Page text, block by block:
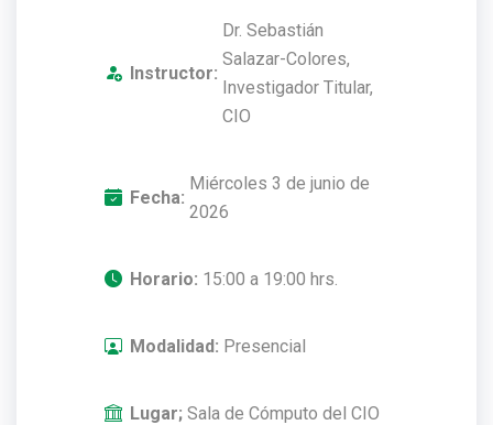
Instructor:
Dr. Sebastián
Salazar-Colores,
Investigador Titular,
CIO
Fecha:
Miércoles 3 de junio de
2026
Horario: 15:00 a 19:00 hrs.
Modalidad: Presencial
Lugar; Sala de Cómputo del CIO